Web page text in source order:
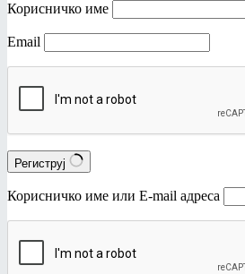
Корисничко име
Email
Региструј
Корисничко име или Е-mail адреса